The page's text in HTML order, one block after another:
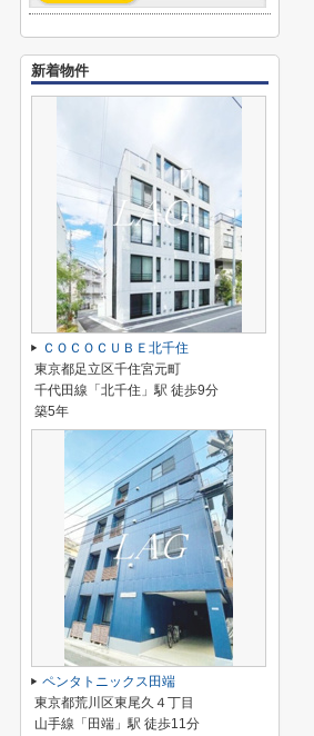
新着物件
ＣＯＣＯＣＵＢＥ北千住
東京都足立区千住宮元町
千代田線「北千住」駅 徒歩9分
築5年
ペンタトニックス田端
東京都荒川区東尾久４丁目
山手線「田端」駅 徒歩11分